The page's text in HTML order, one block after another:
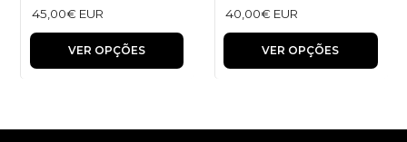
45,00€ EUR
VER OPÇÕES
40,00€ EUR
VER OPÇÕES